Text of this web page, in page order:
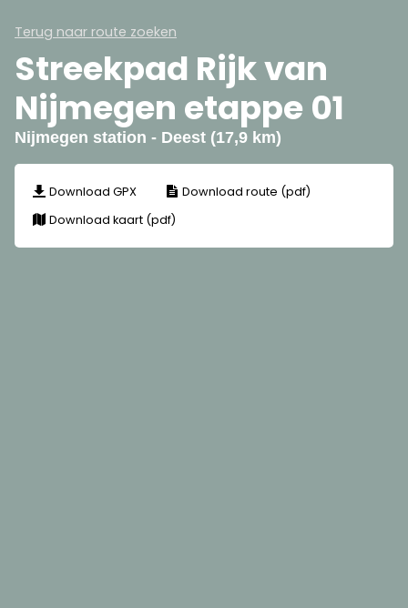
Terug naar route zoeken
Streekpad Rijk van
Nijmegen etappe 01
Nijmegen station - Deest (17,9 km)
Download GPX
Download route (pdf)
Download kaart (pdf)